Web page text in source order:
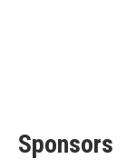
Sponsors